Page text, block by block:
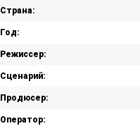
Страна:
Год:
Режиссер:
Сценарий:
Продюсер:
Оператор: